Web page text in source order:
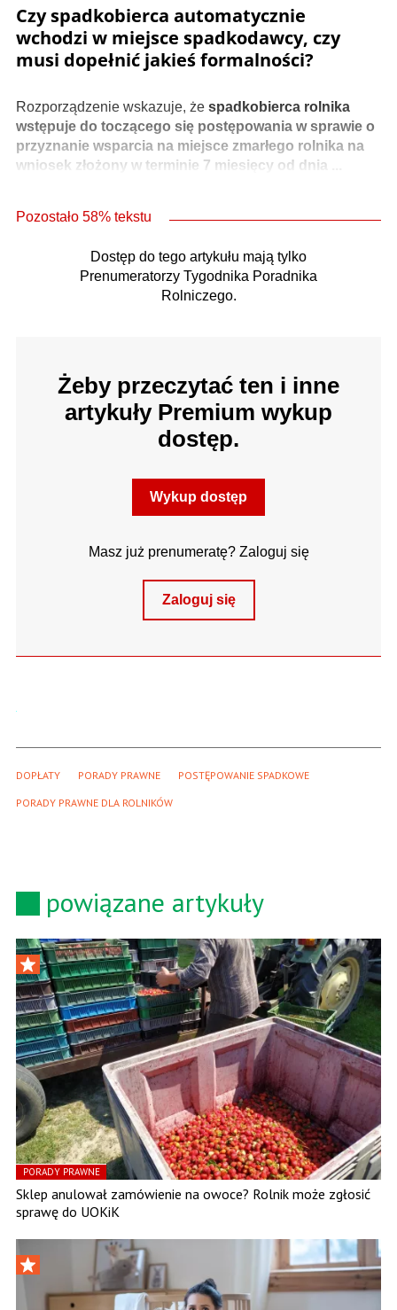
Czy spadkobierca automatycznie
wchodzi w miejsce spadkodawcy, czy
musi dopełnić jakieś formalności?
Rozporządzenie wskazuje, że spadkobierca rolnika
wstępuje do toczącego się postępowania w sprawie o
przyznanie wsparcia na miejsce zmarłego rolnika na
wniosek złożony w terminie 7 miesięcy od dnia ...
Pozostało 58% tekstu
Dostęp do tego artykułu mają tylko
Prenumeratorzy Tygodnika Poradnika
Rolniczego.
Żeby przeczytać ten i inne
artykuły Premium wykup
dostęp.
Wykup dostęp
Masz już prenumeratę? Zaloguj się
Zaloguj się
DOPŁATY PORADY PRAWNE POSTĘPOWANIE SPADKOWE
PORADY PRAWNE DLA ROLNIKÓW
powiązane artykuły
PORADY PRAWNE
Sklep anulował zamówienie na owoce? Rolnik może zgłosić
sprawę do UOKiK